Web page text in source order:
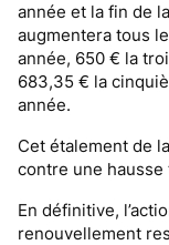
année et la fin de
augmentera tous
année, 650 € la
683,35 € la
année.
Cet étalement de
contre une
En définitive,
renouvellement